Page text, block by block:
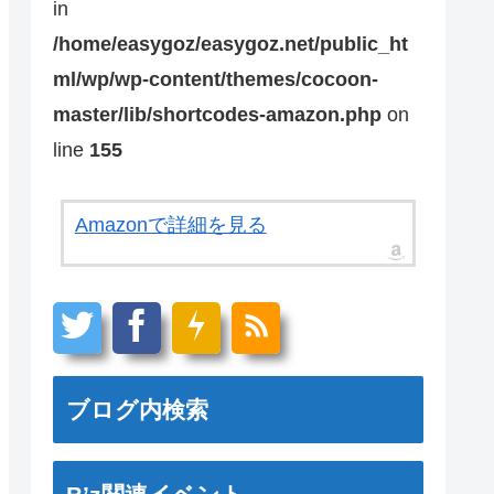
in
/home/easygoz/easygoz.net/public_ht
ml/wp/wp-content/themes/cocoon-
master/lib/shortcodes-amazon.php on
line 155
Amazonで詳細を見る
ブログ内検索